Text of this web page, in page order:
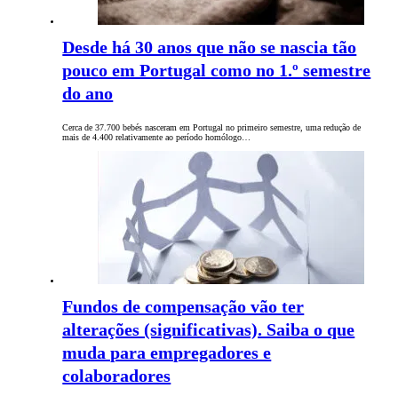
Desde há 30 anos que não se nascia tão
pouco em Portugal como no 1.º semestre
do ano
Cerca de 37.700 bebés nasceram em Portugal no primeiro semestre, uma redução de
mais de 4.400 relativamente ao período homólogo…
Fundos de compensação vão ter
alterações (significativas). Saiba o que
muda para empregadores e
colaboradores